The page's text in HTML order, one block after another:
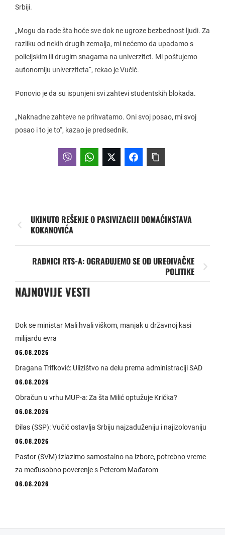
Srbiji.
„Mogu da rade šta hoće sve dok ne ugroze bezbednost ljudi. Za
razliku od nekih drugih zemalja, mi nećemo da upadamo s
policijskim ili drugim snagama na univerzitet. Mi poštujemo
autonomiju univerziteta“, rekao je Vučić.
Ponovio je da su ispunjeni svi zahtevi studentskih blokada.
„Naknadne zahteve ne prihvatamo. Oni svoj posao, mi svoj
posao i to je to“, kazao je predsednik.
UKINUTO REŠENJE O PASIVIZACIJI DOMAĆINSTAVA
KOKANOVIĆA
RADNICI RTS-A: OGRAĐUJEMO SE OD UREĐIVAČKE
POLITIKE
NAJNOVIJE VESTI
Dok se ministar Mali hvali viškom, manjak u državnoj kasi
milijardu evra
06.08.2026
Dragana Trifković: Ulizištvo na delu prema administraciji SAD
06.08.2026
Obračun u vrhu MUP-a: Za šta Milić optužuje Krička?
06.08.2026
Đilas (SSP): Vučić ostavlja Srbiju najzaduženiju i najizolovaniju
06.08.2026
Pastor (SVM):Izlazimo samostalno na izbore, potrebno vreme
za međusobno poverenje s Peterom Mađarom
06.08.2026